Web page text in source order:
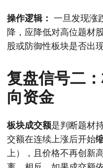
操作逻辑： 一旦发现涨
降，应降低对高位题材
股或防御性板块是否出
复盘信号二
向资金
板块成交额是判断题材
交额在连续上涨后开始
上），且价格不再创新